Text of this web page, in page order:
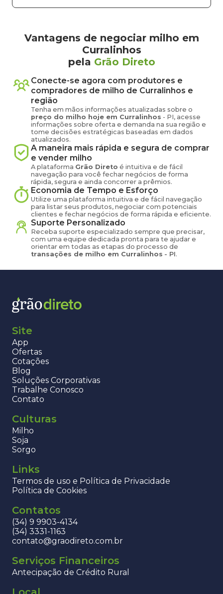
Vantagens de negociar milho em
Curralinhos
pela Grão Direto
Conecte-se agora com produtores e
compradores de milho de Curralinhos e
região
Tenha em mãos informações atualizadas sobre o
preço do milho hoje em Curralinhos - PI, acesse
informações sobre oferta e demanda na sua região e
tome decisões estratégicas baseadas em dados
atualizados.
A maneira mais rápida e segura de comprar
e vender milho
A plataforma Grão Direto é intuitiva e de fácil
navegação para você fechar negócios de forma
rápida, segura e ainda concorrer a prêmios.
Economia de Tempo e Esforço
Utilize uma plataforma intuitiva e de fácil navegação
para listar seus produtos, negociar com potenciais
clientes e fechar negócios de forma rápida e eficiente.
Suporte Personalizado
Receba suporte especializado sempre que precisar,
com uma equipe dedicada pronta para te ajudar e
orientar em todas as etapas do processo de
transações de milho em Curralinhos - PI.
Site
App
Ofertas
Cotações
Blog
Soluções Corporativas
Trabalhe Conosco
Contato
Culturas
Milho
Soja
Sorgo
Links
Termos de uso e Política de Privacidade
Política de Cookies
Contatos
(34) 9 9903-4134
(34) 3331-1163
contato@graodireto.com.br
Serviços Financeiros
Antecipação de Crédito Rural